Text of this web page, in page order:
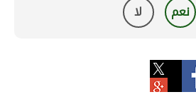
نعم لا